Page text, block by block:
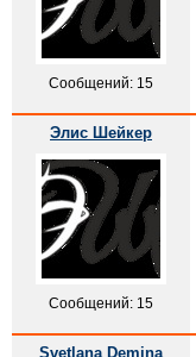
Сообщений: 15
Элис Шейкер
Сообщений: 15
Svetlana Demina